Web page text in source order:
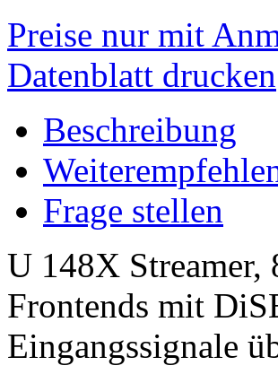
Preise nur mit
Datenblatt drucken
Beschreibung
Frage stellen
U 148X
Frontends mit
Eingangssignale